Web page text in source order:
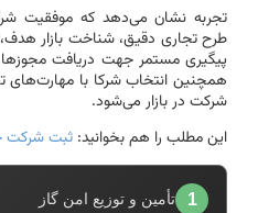
تجربه نشان می‌دهد که موفقیت
طرح تجاری دقیق، شناخت بازار هدف،
پیگیری مستمر جهت دریافت
همچنین انتخاب شرکا با
شرکت در بازار می‌شود.
این مطلب را هم بخوانید: ثبت شرکت
1 تأمین و توزیع امن گاز